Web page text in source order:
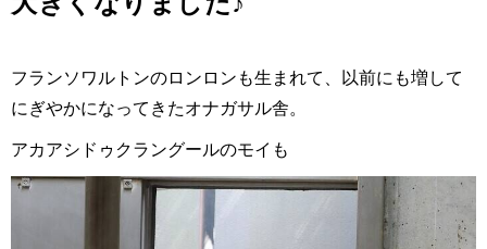
フランソワルトンのロンロンも生まれて、以前にも増して
にぎやかになってきたオナガサル舎。
アカアシドゥクラングールのモイも